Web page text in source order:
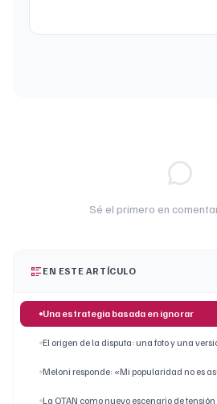
Sé el primero en
EN ESTE ARTÍCULO
Una estrategia basada en ignorar
El origen de la disputa: una foto y una
Meloni responde: «Mi popularidad no es
La OTAN como nuevo escenario de tensión